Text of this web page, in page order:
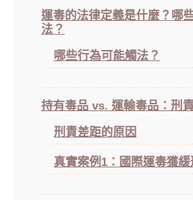
運毒的法律定義是什麼？哪
法？
哪些行為可能觸法？
持有毒品 vs. 運輸毒品：刑
刑責差距的原因
真實案例1：國際運毒獲緩